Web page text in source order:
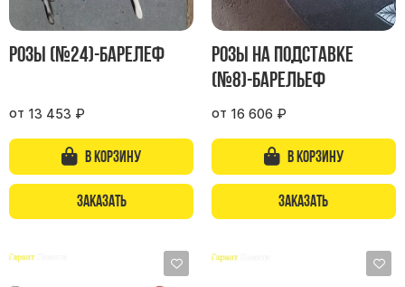
Мемориальные комплексы
Памятники с полноформатным фото
Склеп
Памятники Мусульманские
Памятники Армянские
Европейские памятники
Семейные памятники ( памятники на двоих )
Розы (№24)-барелеф
от 13 453 ₽
В корзину
Заказать
Розы на подставке
(№8)-барельеф
от 16 606 ₽
В корзину
Заказать